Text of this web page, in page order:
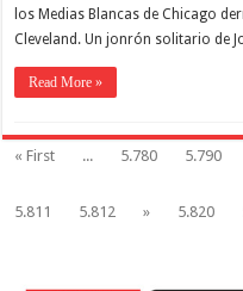
los Medias Blancas de Chicago
Cleveland. Un jonrón solitario de
Read More »
« First ... 5.780 5.790
5.811
5.812 » 5.820